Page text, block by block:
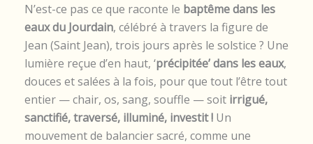
N’est-ce pas ce que raconte le baptême dans les
eaux du Jourdain, célébré à travers la figure de
Jean (Saint Jean), trois jours après le solstice ? Une
lumière reçue d’en haut, ‘précipitée’ dans les eaux,
douces et salées à la fois, pour que tout l’être tout
entier — chair, os, sang, souffle — soit irrigué,
sanctifié, traversé, illuminé, investit !Un
mouvement de balancier sacré, comme une